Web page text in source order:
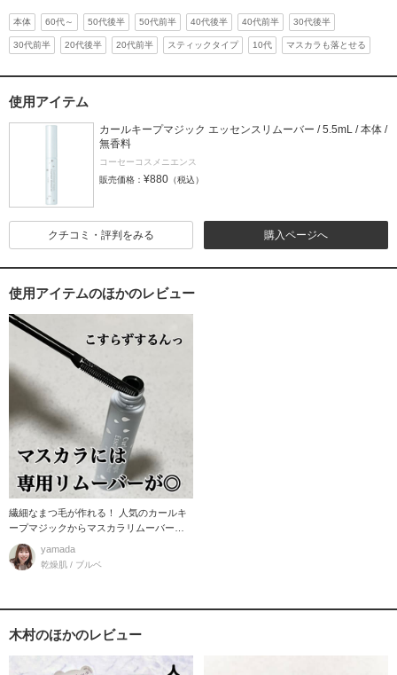
本体 60代～ 50代後半 50代前半 40代後半 40代前半 30代後半
30代前半 20代後半 20代前半 スティックタイプ 10代 マスカラも落とせる
使用アイテム
カールキープマジック エッセンスリムーバー / 5.5mL / 本体 /
無香料
コーセーコスメニエンス
販売価格： ¥880 （税込）
購入ページへ
クチコミ・評判をみる
使用アイテムのほかのレビュー
繊細なまつ毛が作れる！ 人気のカールキ
ープマジックからマスカラリムーバーが
新登場！
yamada
乾燥肌 / ブルベ
木村のほかのレビュー